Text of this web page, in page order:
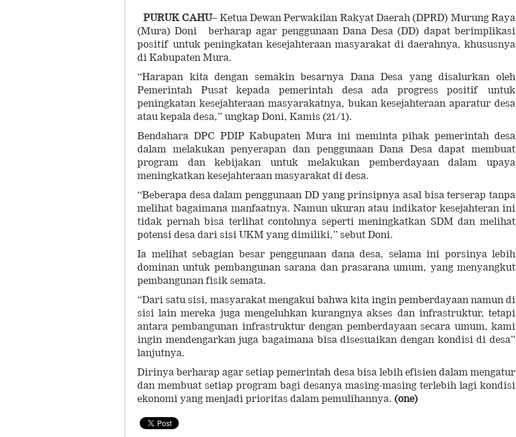
PURUK CAHU– Ketua Dewan Perwakilan Rakyat Daerah (DPRD) Murung Raya
(Mura) Doni berharap agar penggunaan Dana Desa (DD) dapat berimplikasi
positif untuk peningkatan kesejahteraan masyarakat di daerahnya, khususnya
di Kabupaten Mura.
“Harapan kita dengan semakin besarnya Dana Desa yang disalurkan oleh
Pemerintah Pusat kepada pemerintah desa ada progress positif untuk
peningkatan kesejahteraan masyarakatnya, bukan kesejahteraan aparatur desa
atau kepala desa,” ungkap Doni, Kamis (21/1).
Bendahara DPC PDIP Kabupaten Mura ini meminta pihak pemerintah desa
dalam melakukan penyerapan dan penggunaan Dana Desa dapat membuat
program dan kebijakan untuk melakukan pemberdayaan dalam upaya
meningkatkan kesejahteraan masyarakat di desa.
“Beberapa desa dalam penggunaan DD yang prinsipnya asal bisa terserap tanpa
melihat bagaimana manfaatnya. Namun ukuran atau indikator kesejahteran ini
tidak pernah bisa terlihat contohnya seperti meningkatkan SDM dan melihat
potensi desa dari sisi UKM yang dimiliki,” sebut Doni.
Ia melihat sebagian besar penggunaan dana desa, selama ini porsinya lebih
dominan untuk pembangunan sarana dan prasarana umum, yang menyangkut
pembangunan fisik semata.
“Dari satu sisi, masyarakat mengakui bahwa kita ingin pemberdayaan namun di
sisi lain mereka juga mengeluhkan kurangnya akses dan infrastruktur, tetapi
antara pembangunan infrastruktur dengan pemberdayaan secara umum, kami
ingin mendengarkan juga bagaimana bisa disesuaikan dengan kondisi di desa”
lanjutnya.
Dirinya berharap agar setiap pemerintah desa bisa lebih efisien dalam mengatur
dan membuat setiap program bagi desanya masing-masing terlebih lagi kondisi
ekonomi yang menjadi prioritas dalam pemulihannya. (one)